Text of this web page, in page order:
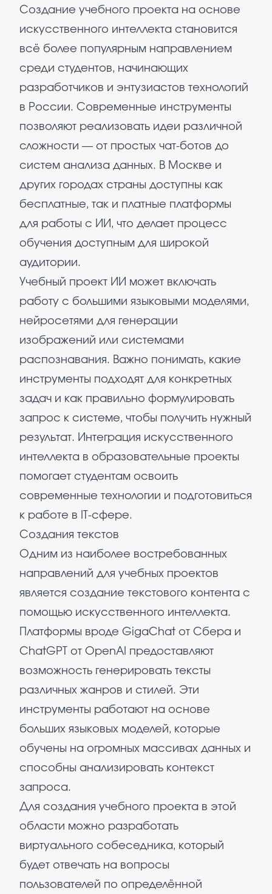
Создание учебного проекта на основе
искусственного интеллекта становится
всё более популярным направлением
среди студентов, начинающих
разработчиков и энтузиастов технологий
в России. Современные инструменты
позволяют реализовать идеи различной
сложности — от простых чат-ботов до
систем анализа данных. В Москве и
других городах страны доступны как
бесплатные, так и платные платформы
для работы с ИИ, что делает процесс
обучения доступным для широкой
аудитории.
Учебный проект ИИ может включать
работу с большими языковыми моделями,
нейросетями для генерации
изображений или системами
распознавания. Важно понимать, какие
инструменты подходят для конкретных
задач и как правильно формулировать
запрос к системе, чтобы получить нужный
результат. Интеграция искусственного
интеллекта в образовательные проекты
помогает студентам освоить
современные технологии и подготовиться
к работе в IT-сфере.
Создания текстов
Одним из наиболее востребованных
направлений для учебных проектов
является создание текстового контента с
помощью искусственного интеллекта.
Платформы вроде GigaChat от Сбера и
ChatGPT от OpenAI предоставляют
возможность генерировать тексты
различных жанров и стилей. Эти
инструменты работают на основе
больших языковых моделей, которые
обучены на огромных массивах данных и
способны анализировать контекст
запроса.
Для создания учебного проекта в этой
области можно разработать
виртуального собеседника, который
будет отвечать на вопросы
пользователей по определённой